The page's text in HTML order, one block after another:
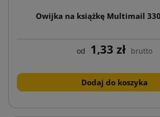
Owijka na książkę Multimail
od 1,33 zł brutto
Dodaj do koszyka